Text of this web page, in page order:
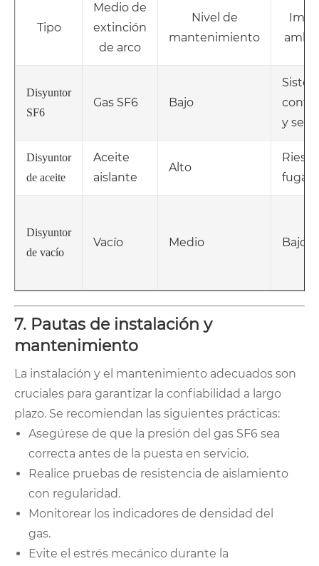
Tipo
Medio de
extinción
de arco
Nivel de
mantenimiento
Disyuntor
SF6
Gas SF6 Bajo
y
Disyuntor
de aceite
Aceite
aislante
Alto
fuga
Disyuntor
de vacío
Vacío Medio Bajo
7. Pautas de instalación y
mantenimiento
La instalación y el mantenimiento adecuados son
cruciales para garantizar la confiabilidad a largo
plazo. Se recomiendan las siguientes prácticas:
Asegúrese de que la presión del gas SF6 sea
correcta antes de la puesta en servicio.
Realice pruebas de resistencia de aislamiento
con regularidad.
Monitorear los indicadores de densidad del
gas.
Evite el estrés mecánico durante la